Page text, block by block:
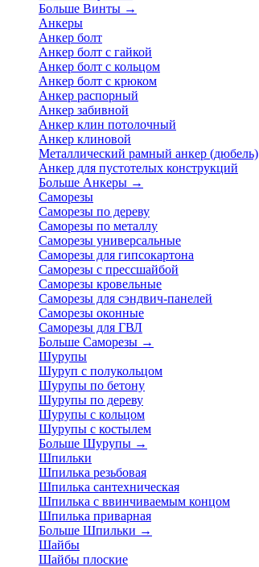
Больше Винты →
Анкеры
Анкер болт
Анкер болт с гайкой
Анкер болт с кольцом
Анкер болт с крюком
Анкер распорный
Анкер забивной
Анкер клин потолочный
Анкер клиновой
Металлический рамный анкер (дюбель)
Анкер для пустотелых конструкций
Больше Анкеры →
Саморезы
Саморезы по дереву
Саморезы по металлу
Саморезы универсальные
Саморезы для гипсокартона
Саморезы с прессшайбой
Саморезы кровельные
Саморезы для сэндвич-панелей
Саморезы оконные
Саморезы для ГВЛ
Больше Саморезы →
Шурупы
Шуруп с полукольцом
Шурупы по бетону
Шурупы по дереву
Шурупы с кольцом
Шурупы с костылем
Больше Шурупы →
Шпильки
Шпилька резьбовая
Шпилька сантехническая
Шпилька с ввинчиваемым концом
Шпилька приварная
Больше Шпильки →
Шайбы
Шайбы плоские